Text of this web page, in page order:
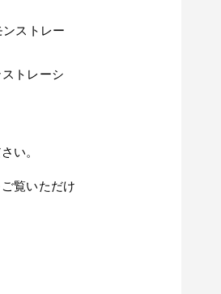
ストレー
トレーシ
い。
覧いただけ